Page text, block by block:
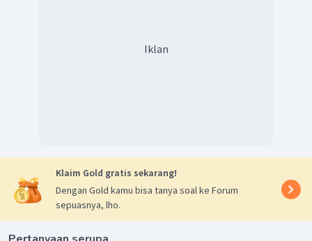
Iklan
Klaim Gold gratis sekarang!
Dengan Gold kamu bisa tanya soal ke Forum
sepuasnya, lho.